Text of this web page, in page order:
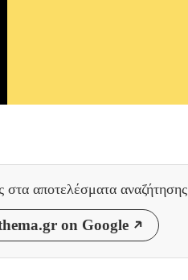
στα αποτελέσματα αναζήτησης
on Google